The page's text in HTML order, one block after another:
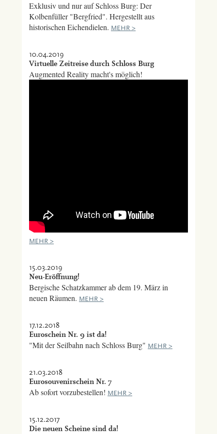
Exklusiv und nur auf Schloss Burg: Der
Kolbenfüller "Bergfried". Hergestellt aus
historischen Eichendielen. MEHR >
10.04.2019
Virtuelle Zeitreise durch Schloss Burg
Augmented Reality macht's möglich!
MEHR >
15.03.2019
Neu-Eröffnung!
Bergische Schatzkammer ab dem 19. März in
neuen Räumen. MEHR >
17.12.2018
Euroschein Nr. 9 ist da!
"Mit der Seilbahn nach Schloss Burg" MEHR >
21.03.2018
Eurosouvenirschein Nr. 7
Ab sofort vorzubestellen! MEHR >
15.12.2017
Die neuen Scheine sind da!